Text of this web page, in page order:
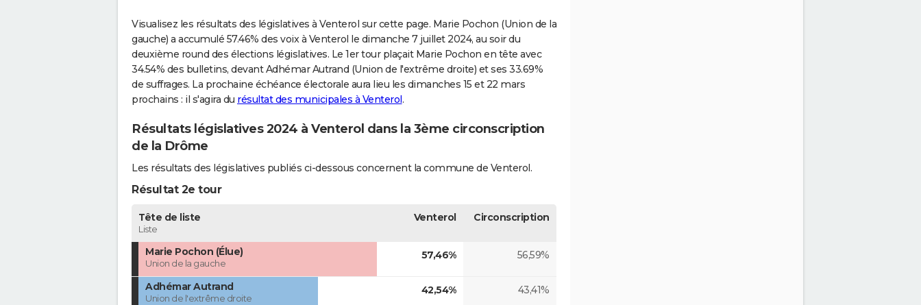
Visualisez les résultats des législatives à Venterol sur cette page. Marie Pochon (Union de la
gauche) a accumulé 57.46% des voix à Venterol le dimanche 7 juillet 2024, au soir du
deuxième round des élections législatives. Le 1er tour plaçait Marie Pochon en tête avec
34.54% des bulletins, devant Adhémar Autrand (Union de l'extrême droite) et ses 33.69%
de suffrages. La prochaine échéance électorale aura lieu les dimanches 15 et 22 mars
prochains : il s'agira du résultat des municipales à Venterol.
Résultats législatives 2024 à Venterol dans la 3ème circonscription
de la Drôme
Les résultats des législatives publiés ci-dessous concernent la commune de Venterol.
Résultat 2e tour
Tête de liste
Liste
Venterol Circonscription
Marie Pochon (Élue)
Union de la gauche
57,46% 56,59%
Adhémar Autrand
Union de l'extrême droite
42,54% 43,41%